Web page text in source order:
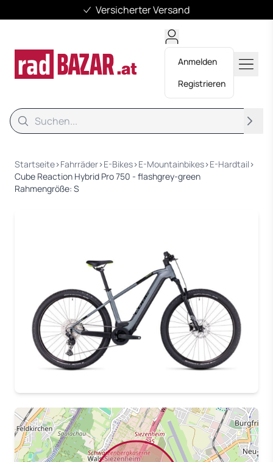
Versicherter Versand
Anmelden
Registrieren
Suche
Startseite›Fahrräder›E-Bikes›E-Mountainbikes›E-Hardtail ›
Cube Reaction Hybrid Pro 750 - flashgrey-green
Rahmengröße: S